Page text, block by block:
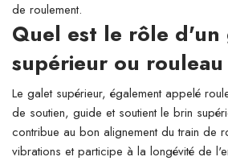
de roulement.
Quel est le rôle d'un
supérieur ou
Le galet supérieur, également appelé
de soutien, guide et soutient le brin
contribue au bon alignement du train de
vibrations et participe à la longévité de